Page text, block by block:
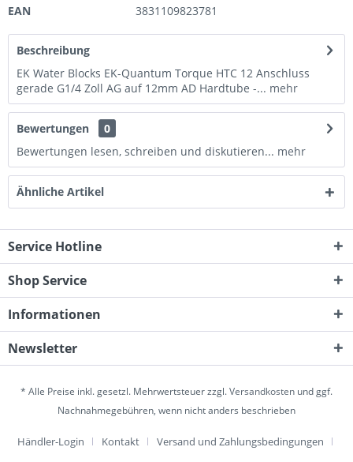
EAN
3831109823781
Beschreibung
EK Water Blocks EK-Quantum Torque HTC 12 Anschluss
gerade G1/4 Zoll AG auf 12mm AD Hardtube -... mehr
Bewertungen
0
Bewertungen lesen, schreiben und diskutieren... mehr
Ähnliche Artikel
Service Hotline
Shop Service
Informationen
Newsletter
* Alle Preise inkl. gesetzl. Mehrwertsteuer zzgl.Versandkosten und ggf.
Nachnahmegebühren, wenn nicht anders beschrieben
Händler-Login Kontakt
Versand und Zahlungsbedingungen